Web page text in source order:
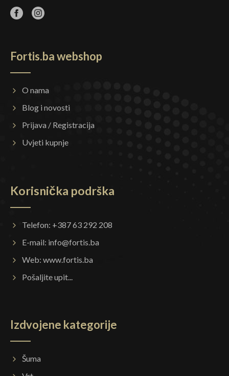
Fortis.ba webshop
O nama
Blog i novosti
Prijava / Registracija
Uvjeti kupnje
Korisnička podrška
Telefon: +387 63 292 208
E-mail: info@fortis.ba
Web: www.fortis.ba
Pošaljite upit...
Izdvojene kategorije
Šuma